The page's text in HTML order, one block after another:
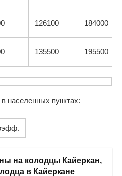
126100 184000
135500 195500
населенных пунктах:
на колодцы Кайеркан,
в Кайеркане